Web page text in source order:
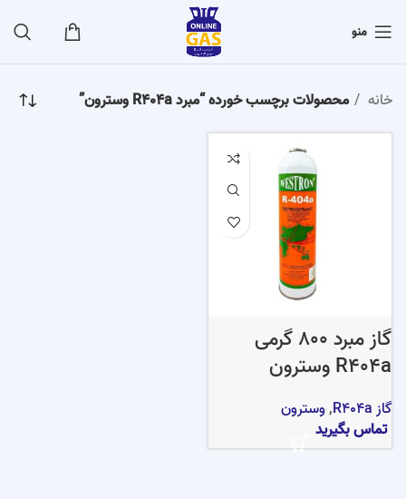
منو
خانه محصولات برچسب خورده “مبرد R404a وسترون”
گاز مبرد 800 گرمی
R404a وسترون
گاز R404a ,وسترون
تماس بگیرید